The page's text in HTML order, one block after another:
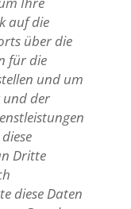
auf die
über die
für die
und um
und der
Dritte
diese Daten